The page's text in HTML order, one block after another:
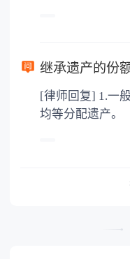
下都是不需要公
以防对财产继承
公证。
继承遗产的份
[律师回复] 1.一般情况下，同一顺序的各继承人
均等分配遗产。 2.同一顺序继承人继承遗产
或者与被继承人
的继承人，不尽